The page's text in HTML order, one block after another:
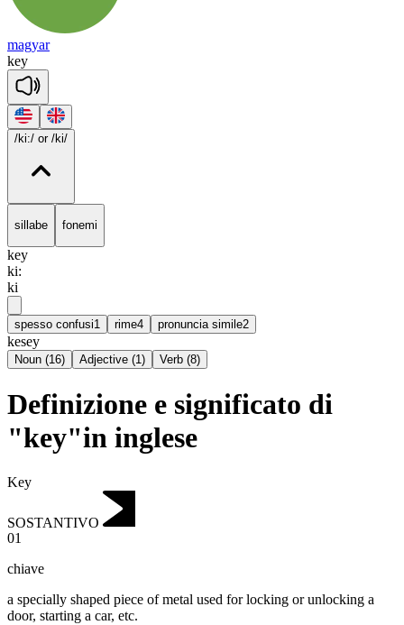
magyar
key
/ki:/ or /ki/
sillabe fonemi
key
ki:
ki
spesso confusi1 rime4 pronuncia simile2
kesey
Noun (16) Adjective (1) Verb (8)
Definizione e significato di
"key"in inglese
Key
SOSTANTIVO
01
chiave
a specially shaped piece of metal used for locking or unlocking a
door, starting a car, etc.